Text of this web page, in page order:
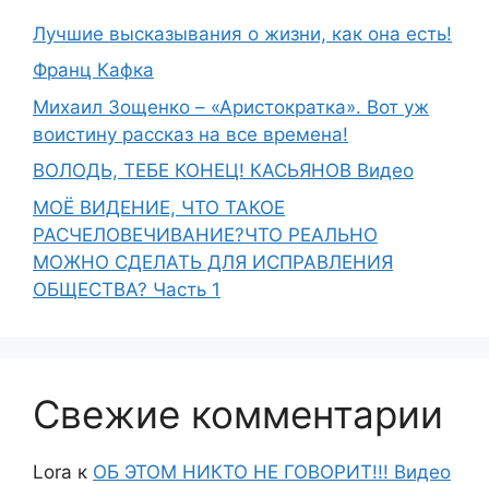
Лучшие высказывания о жизни, как она есть!
Франц Кафка
Михаил Зощенко – «Аристократка». Вот уж
воистину рассказ на все времена!
ВОЛОДЬ, ТЕБЕ КОНЕЦ! КАСЬЯНОВ Видео
МОЁ ВИДЕНИЕ, ЧТО ТАКОЕ
РАСЧЕЛОВЕЧИВАНИЕ?ЧТО РЕАЛЬНО
МОЖНО СДЕЛАТЬ ДЛЯ ИСПРАВЛЕНИЯ
ОБЩЕСТВА? Часть 1
Свежие комментарии
Lora к ОБ ЭТОМ НИКТО НЕ ГОВОРИТ!!! Видео